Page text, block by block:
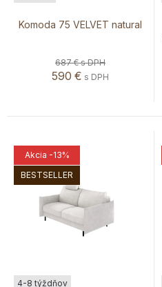
Komoda 75 VELVET natural
687 €s DPH
590 € s DPH
Akcia -13%
BESTSELLER
4-8 týždňov